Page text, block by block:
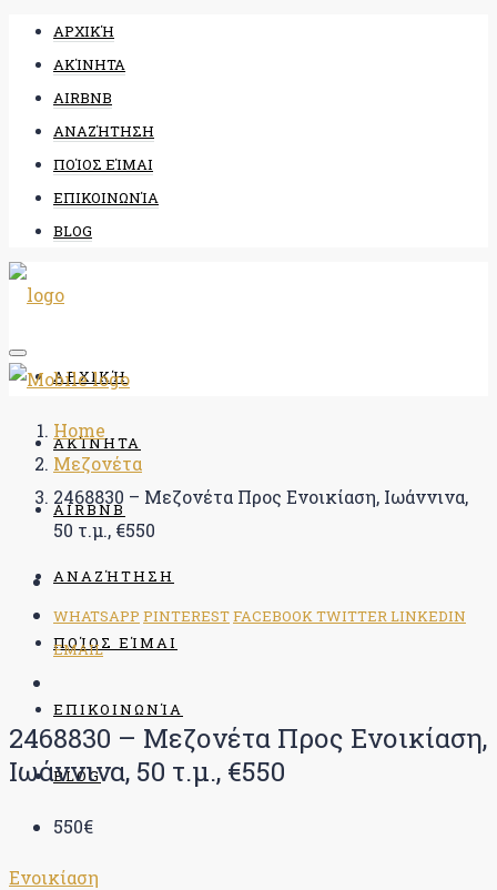
ΑΡΧΙΚΉ
ΑΚΊΝΗΤΑ
AIRBNB
ΑΝΑΖΉΤΗΣΗ
ΠΟΊΟΣ ΕΊΜΑΙ
ΕΠΙΚΟΙΝΩΝΊΑ
BLOG
ΑΡΧΙΚΉ
ΑΚΊΝΗΤΑ
AIRBNB
ΑΝΑΖΉΤΗΣΗ
ΠΟΊΟΣ ΕΊΜΑΙ
ΕΠΙΚΟΙΝΩΝΊΑ
BLOG
Home
Μεζονέτα
2468830 – Μεζονέτα Προς Ενοικίαση, Ιωάννινα,
50 τ.μ., €550
WHATSAPP PINTERESTFACEBOOKTWITTERLINKEDIN
EMAIL
2468830 – Μεζονέτα Προς Ενοικίαση,
Ιωάννινα, 50 τ.μ., €550
550€
Ενοικίαση